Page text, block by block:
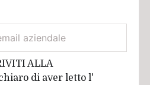
ALLA
di aver letto l'